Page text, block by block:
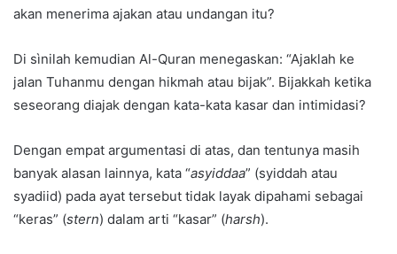
akan menerima ajakan atau undangan itu?
Di sìnilah kemudian Al-Quran menegaskan: “Ajaklah ke
jalan Tuhanmu dengan hikmah atau bijak”. Bijakkah ketika
seseorang diajak dengan kata-kata kasar dan intimidasi?
Dengan empat argumentasi di atas, dan tentunya masih
banyak alasan lainnya, kata “asyiddaa” (syiddah atau
syadiid) pada ayat tersebut tidak layak dipahami sebagai
“keras” (stern) dalam arti “kasar” (harsh).